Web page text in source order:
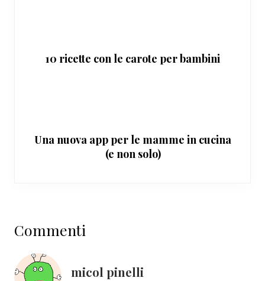
10 ricette con le carote per bambini
Una nuova app per le mamme in cucina
(e non solo)
del
lettore
Commenti
micol pinelli